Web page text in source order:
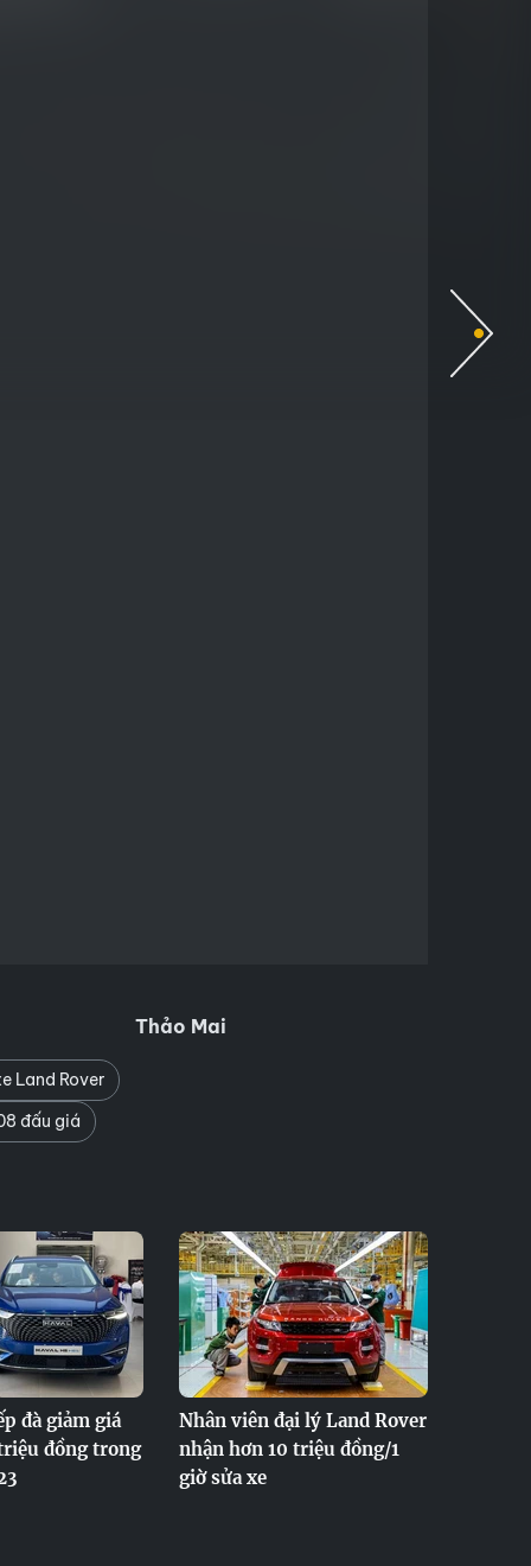
Thảo Mai
Land Rover
đấu giá
đà giảm giá
đồng trong
Nhân viên đại lý Land Rover
nhận hơn 10 triệu đồng/1
giờ sửa xe